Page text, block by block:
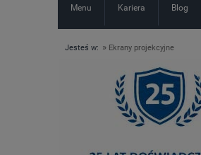
Menu Kariera Blog
Jesteś w: » Ekrany projekcyjne